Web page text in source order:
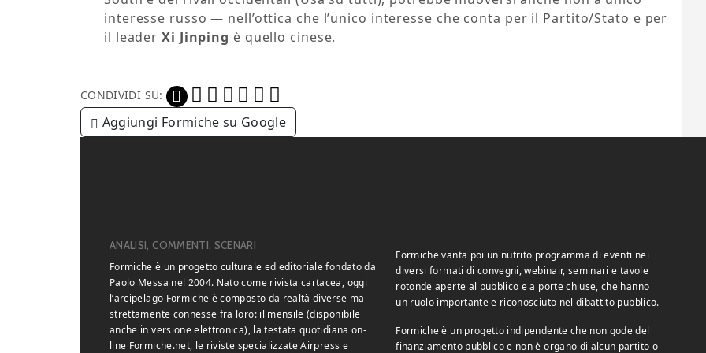
interesse russo — nell’ottica che l’unico interesse che conta per il Partito/Stato e per
il leaderXi Jinping è quello cinese.
CONDIVIDI SU:
Aggiungi Formiche su Google
ANALISI, COMMENTI, SCENARI
Formiche è un progetto culturale ed editoriale fondato da
Paolo Messa nel 2004. Nato come rivista cartacea, oggi
l’arcipelago Formiche è composto da realtà diverse ma
strettamente connesse fra loro: il mensile (disponibile
anche in versione elettronica), la testata quotidiana on-
line Formiche.net, le riviste specializzate Airpress e
Formiche vanta poi un nutrito programma di eventi nei
diversi formati di convegni, webinair, seminari e tavole
rotonde aperte al pubblico e a porte chiuse, che hanno
un ruolo importante e riconosciuto nel dibattito pubblico.
Formiche è un progetto indipendente che non gode del
finanziamento pubblico e non è organo di alcun partito o